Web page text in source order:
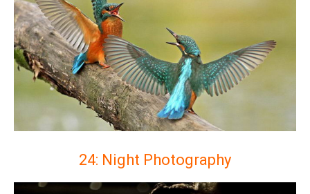
24: Night Photography